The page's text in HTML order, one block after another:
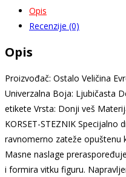
Opis
Recenzije (0)
Opis
Proizvođač: Ostalo Veličina
Univerzalna Boja: Ljubičasta
etikete Vrsta: Donji veš
KORSET-STEZNIK
ravnomerno zateže opuštenu
Masne naslage
i formira vitku figuru.